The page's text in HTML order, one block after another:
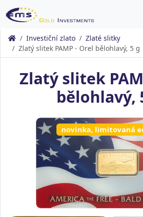
Investiční zlato
Zlaté slitky
Zlatý slitek PAMP - Orel bělohlavý, 5 g
Zlatý slitek
bělohlavý,
novinka, limitovaná